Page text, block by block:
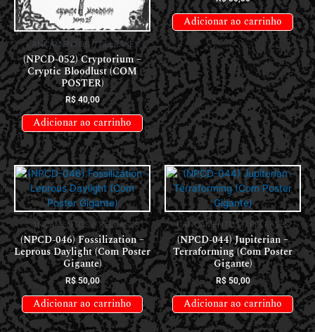
LANÇAMENTOS // RELEASES
(NPCD-052) Cryptorium –
Cryptic Bloodlust (COM
POSTER)
R$40,00
Adicionar ao carrinho
Adicionar ao carrinho
LANÇAMENTOS // RELEASES
(NPCD-046) Fossilization –
Leprous Daylight (Com Poster
Gigante)
R$50,00
Adicionar ao carrinho
LANÇAMENTOS // RELEASES
(NPCD-044) Jupiterian –
Terraforming (Com Poster
Gigante)
R$50,00
Adicionar ao carrinho